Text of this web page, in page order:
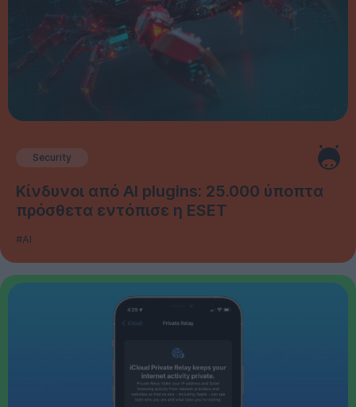
Security
Κίνδυνοι από AI plugins: 25.000 ύποπτα
πρόσθετα εντόπισε η ESET
#AI